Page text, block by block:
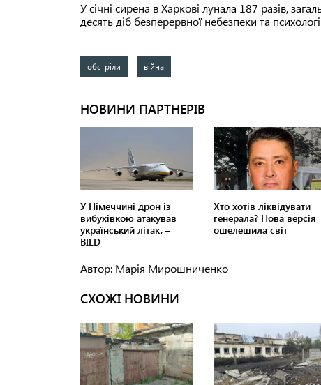
У січні сирена в Харкові лунала 187 разів,
десять діб безперервної небезпеки та
обстріли війна
Автор: Марія Мирошниченко
СХОЖІ НОВИНИ